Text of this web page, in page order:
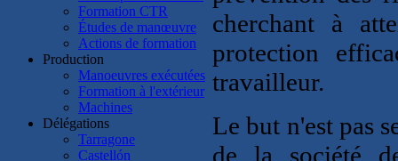
cherchant à
protection
travailleur.
Le but n'est pas
de la société
Formation CTR
Études de manœuvre
Actions de formation
Production
Manoeuvres exécutées
Formation à l'extérieur
Machines
Délégations
Tarragone
Castellón